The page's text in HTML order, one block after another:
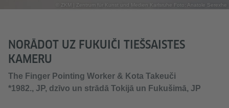
© ZKM | Zentrum für Kunst und Medien Karlsruhe Foto: Anatole Serexhe
NORĀDOT UZ FUKUIČI TIEŠSAISTES
KAMERU
The Finger Pointing Worker & Kota Takeuči
*1982., JP, dzīvo un strādā Tokijā un Fukušimā, JP